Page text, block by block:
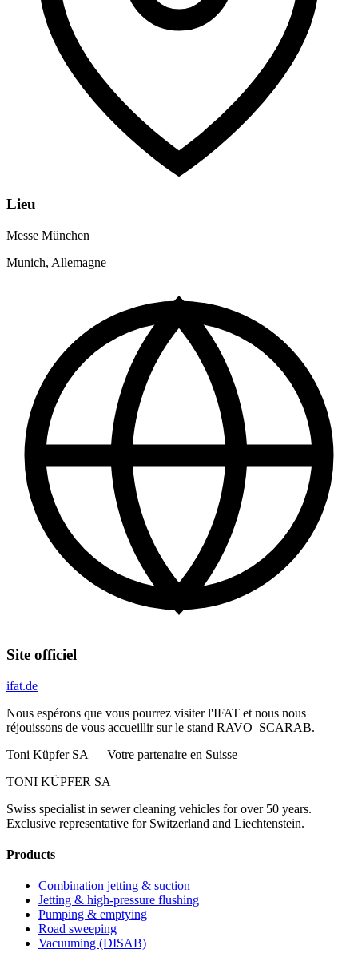
Lieu
Messe München
Munich, Allemagne
Site officiel
ifat.de
Nous espérons que vous pourrez visiter l'IFAT et nous nous
réjouissons de vous accueillir sur le stand RAVO–SCARAB.
Toni Küpfer SA — Votre partenaire en Suisse
TONI KÜPFER SA
Swiss specialist in sewer cleaning vehicles for over 50 years.
Exclusive representative for Switzerland and Liechtenstein.
Products
Combination jetting & suction
Jetting & high-pressure flushing
Pumping & emptying
Road sweeping
Vacuuming (DISAB)